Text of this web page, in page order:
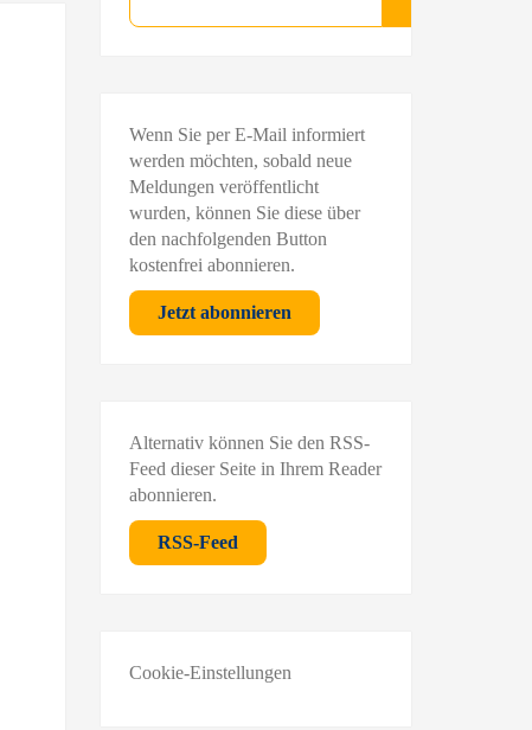
Wenn Sie per E-Mail informiert
werden möchten, sobald neue
Meldungen veröffentlicht
wurden, können Sie diese über
den nachfolgenden Button
kostenfrei abonnieren.
Jetzt abonnieren
Alternativ können Sie den RSS-
Feed dieser Seite in Ihrem Reader
abonnieren.
RSS-Feed
Cookie-Einstellungen